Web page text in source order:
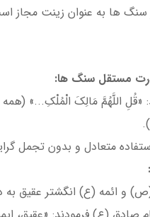
سنگ ها به عنوان زینت مجاز
مستقل سنگ ها:
«قُلِ اللَّهُمَّ مَالِکَ الْمُلْکِ...»
متعادل و بدون تجمل
(ص) و ائمه (ع) انگشتر عقیق